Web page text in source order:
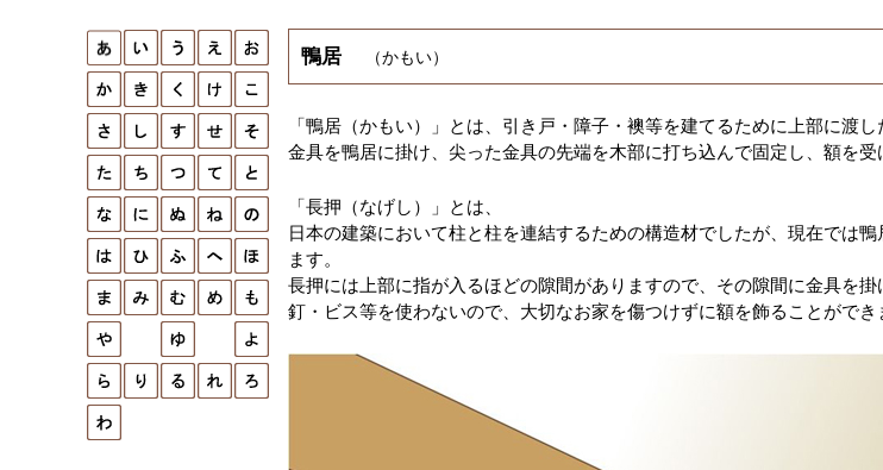
鴨居 （かもい）
「鴨居（かもい）」とは、引き戸・障子・襖等を建てるために上部に渡
金具を鴨居に掛け、尖った金具の先端を木部に打ち込んで固定し、額を受
「長押（なげし）」とは、
日本の建築において柱と柱を連結するための構造材でしたが、現在では
ます。
長押には上部に指が入るほどの隙間がありますので、その隙間に金具を掛
釘・ビス等を使わないので、大切なお家を傷つけずに額を飾ることができ